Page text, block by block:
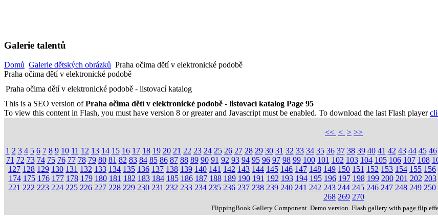
Galerie talentů
Domů Galerie dětských obrázků Praha očima dětí v elektronické podobě
Praha očima dětí v elektronické podobě
Praha očima dětí v elektronické podobě - listovací katalog
This is a SEO version ofPraha očima dětí v elektronické podobě - listovací katalog Page 95
To view this content in Flash, you must have version 8 or greater and Javascript must be enabled. To download the last Flash player
<< < > >>
1 2 3 4 5 6 7 8 9 10 11 12 13 14 15 16 17 18 19 20 21 22 23 24 25 26 27 28 29 30 31 32 33 34 35 36 37 38 39 40 41 42 43 44 45 46
71 72 73 74 75 76 77 78 79 80 81 82 83 84 85 86 87 88 89 90 91 92 93 94 95 96 97 98 99 100 101 102 103 104 105 106 107 108
127 128 129 130 131 132 133 134 135 136 137 138 139 140 141 142 143 144 145 146 147 148 149 150 151 152 153 154 155 156
174 175 176 177 178 179 180 181 182 183 184 185 186 187 188 189 190 191 192 193 194 195 196 197 198 199 200 201 202 203
221 222 223 224 225 226 227 228 229 230 231 232 233 234 235 236 237 238 239 240 241 242 243 244 245 246 247 248 249 250
268 269 270
FlippingBook Gallery Component. Demo version. Flash gallery with page flip